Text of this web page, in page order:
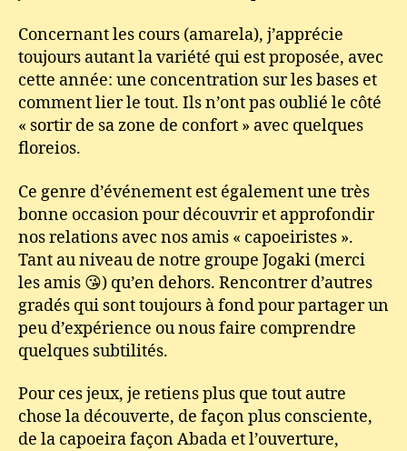
Concernant les cours (amarela), j’apprécie
toujours autant la variété qui est proposée, avec
cette année: une concentration sur les bases et
comment lier le tout. Ils n’ont pas oublié le côté
« sortir de sa zone de confort » avec quelques
floreios.
Ce genre d’événement est également une très
bonne occasion pour découvrir et approfondir
nos relations avec nos amis « capoeiristes ».
Tant au niveau de notre groupe Jogaki (merci
les amis 😘) qu’en dehors. Rencontrer d’autres
gradés qui sont toujours à fond pour partager un
peu d’expérience ou nous faire comprendre
quelques subtilités.
Pour ces jeux, je retiens plus que tout autre
chose la découverte, de façon plus consciente,
de la capoeira façon Abada et l’ouverture,